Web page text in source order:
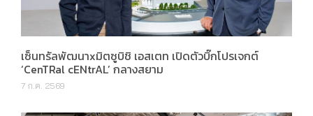
เซ็นทรัลพัฒนาxมิตซูบิชิ เอสเตท เปิดตัวบิ๊กโปรเจกต์
‘CenTRal cENtrAL’ กลางสยาม
7 ก.ค. 2569